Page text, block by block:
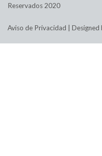
Reservados 2020
Aviso de Privacidad Designed